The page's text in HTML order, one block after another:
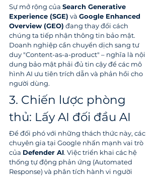
Sự mở rộng của Search Generative
Experience (SGE) và Google Enhanced
Overview (GEO) đang thay đổi cách
chúng ta tiếp nhận thông tin bảo mật.
Doanh nghiệp cần chuyển dịch sang tư
duy "Content-as-a-product" – nghĩa là nội
dung bảo mật phải đủ tin cậy để các mô
hình AI ưu tiên trích dẫn và phản hồi cho
người dùng.
3. Chiến lược phòng
thủ: Lấy AI đối đầu AI
Để đối phó với những thách thức này, các
chuyên gia tại Google nhấn mạnh vai trò
của Defender AI. Việc triển khai các hệ
thống tự động phản ứng (Automated
Response) và phân tích hành vi người